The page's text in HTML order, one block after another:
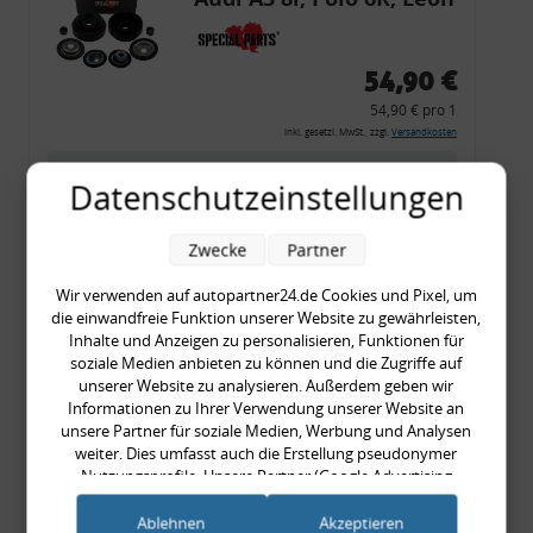
54,90 €
54,90 € pro 1
inkl. gesetzl. MwSt., zzgl. Versandkosten
Merkzettel
Rückleuchtenband mit
Blinker, rot, US-Ecken,
Audi 80 Cabrio, Typ 89,
OE-Nr.: 8G0945225 +
8G0945225C
999,99 €
999,99 € pro 1
inkl. gesetzl. MwSt., zzgl.
Datenschutzeinstellungen
Wir verwenden auf autopartner24.de Cookies und Pixel, um
die einwandfreie Funktion unserer Website zu gewährleisten,
Inhalte und Anzeigen zu personalisieren, Funktionen für
soziale Medien anbieten zu können und die Zugriffe auf
unserer Website zu analysieren. Außerdem geben wir
Informationen zu Ihrer Verwendung unserer Website an
unsere Partner für soziale Medien, Werbung und Analysen
weiter. Dies umfasst auch die Erstellung pseudonymer
Nutzungsprofile. Unsere Partner (Google Advertising
Products) führen diese Informationen möglicherweise mit
weiteren Daten zusammen, die Sie ihnen bereitgestellt haben
Zwecke Partner
Ablehnen Akzeptieren